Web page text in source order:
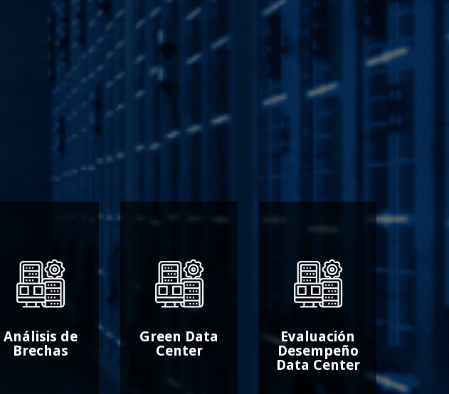
Análisis de
Brechas
Green Data
Center
Evaluación
Desempeño
Data Center